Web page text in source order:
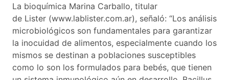
La bioquímica Marina Carballo, titular
de Lister (www.lablister.com.ar), señaló: “Los análisis
microbiológicos son fundamentales para garantizar
la inocuidad de alimentos, especialmente cuando los
mismos se destinan a poblaciones susceptibles
como lo son los formulados para bebés, que tienen